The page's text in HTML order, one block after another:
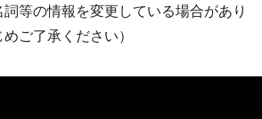
等の情報を変更している場合があり
ご了承ください）